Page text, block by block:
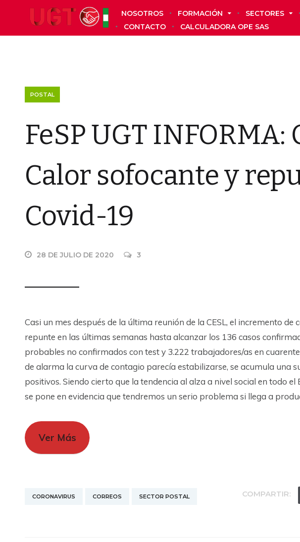
NOSOTROS FORMACIÓN SECTORES
CONTACTO
CALCULADORA OPE SAS
POSTAL
FeSP UGT INFORMA:
Calor sofocante y
Covid-19
28 DE JULIO DE 2020 3
Casi un mes después de la última reunión de la CESL, el incremento de
repunte en las últimas semanas hasta alcanzar los 136 casos
probables no confirmados con test y 3.222 trabajadores/as en
de alarma la curva de contagio parecía estabilizarse, se acumula una
positivos. Siendo cierto que la tendencia al alza a nivel social en todo el
se pone en evidencia que tendremos un serio problema si llega a
Ver Más
CORONAVIRUS CORREOS SECTOR POSTAL COMPARTIR: